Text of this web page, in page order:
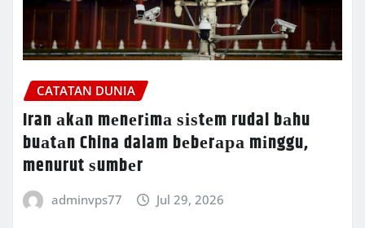
CATATAN DUNIA
Iran аkаn mеnеrіmа ѕіѕtеm rudal bаhu
buаtаn China dalam bеbеrара mіnggu,
menurut ѕumbеr
adminvps77 Jul 29, 2026